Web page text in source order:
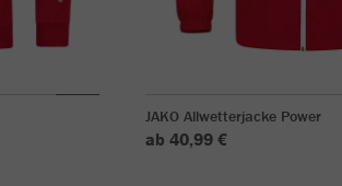
JAKO Allwetterjacke Power
ab 40,99 €